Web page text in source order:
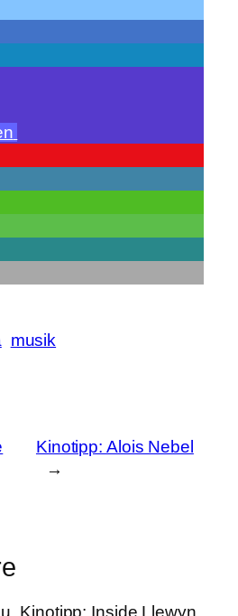
musik
Kinotipp: Alois Nebel
→
„Kinotipp: Inside Llewyn